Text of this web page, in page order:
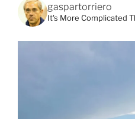
gaspartorriero
It's More Complicated